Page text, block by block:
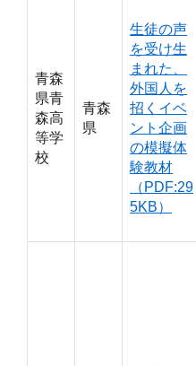
青森
県青
森高
等学
校
青森
県
生徒の声
を受け生
まれた、
外国人を
招くイベ
ント企画
の模擬体
験教材
（PDF:29
5KB）